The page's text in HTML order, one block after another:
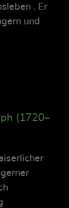
. Er
und
(1720–